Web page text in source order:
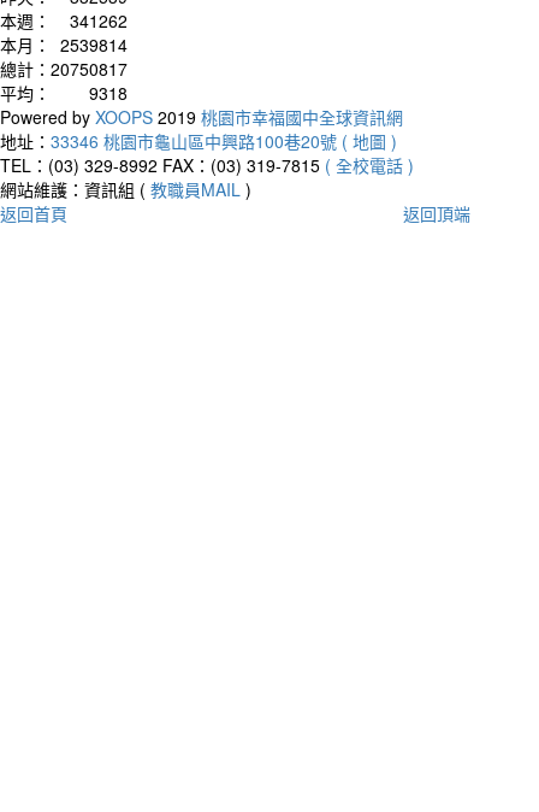
本週：
341262
本月：
2539814
總計： 20750817
平均：
9318
Powered by XOOPS 2019 桃園市幸福國中全球資訊網
地址： 33346 桃園市龜山區中興路100巷20號 ( 地圖 )
TEL：(03) 329-8992 FAX：(03) 319-7815 ( 全校電話 )
網站維護：資訊組 ( 教職員MAIL )
返回首頁
返回頂端